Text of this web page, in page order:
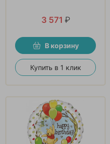
3 571 ₽
В корзину
Купить в 1 клик